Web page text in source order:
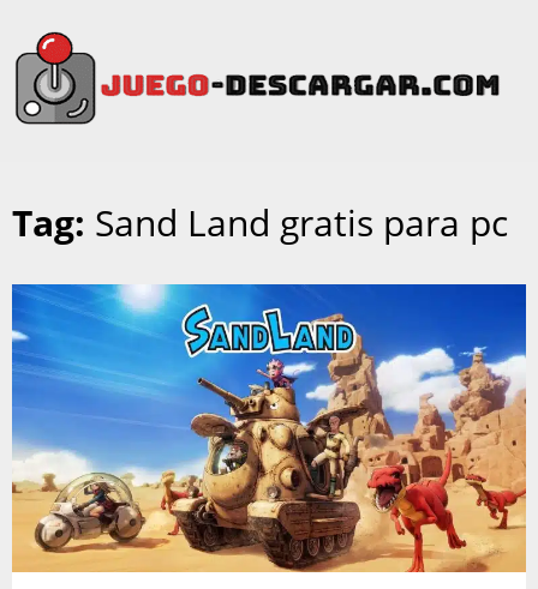
Tag: Sand Land gratis para pc